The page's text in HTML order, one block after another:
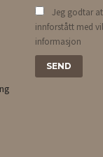
Jeg godtar
innforstått med
informasjon